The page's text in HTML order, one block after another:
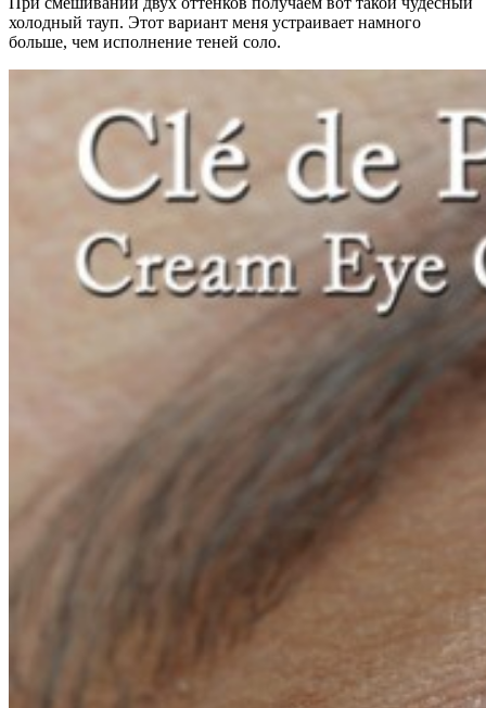
холодный тауп. Этот вариант меня устраивает намного
больше, чем исполнение теней соло.